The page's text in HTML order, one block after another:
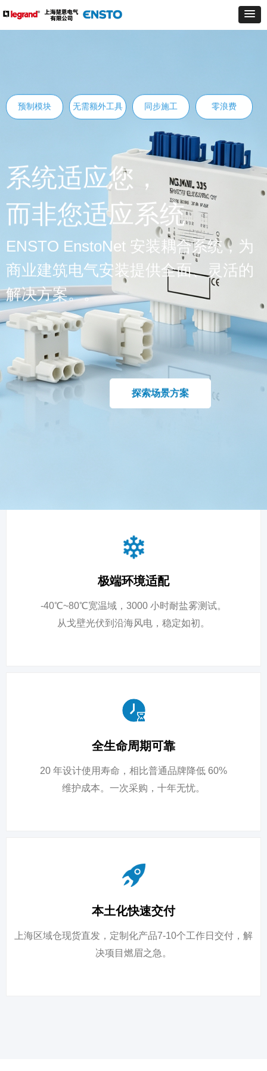
预制模块 无需额外工具 同步施工 零浪费
系统适应您，
而非您适应系统
ENSTO EnstoNet 安装耦合系统，为
商业建筑电气安装提供全面、灵活的
解决方案。。
探索场景方案
极端环境适配
-40℃~80℃宽温域，3000 小时耐盐雾测试。
从戈壁光伏到沿海风电，稳定如初。
全生命周期可靠
20 年设计使用寿命，相比普通品牌降低 60%
维护成本。一次采购，十年无忧。
本土化快速交付
上海区域仓现货直发，定制化产品7-10个工作日交付，解
决项目燃眉之急。